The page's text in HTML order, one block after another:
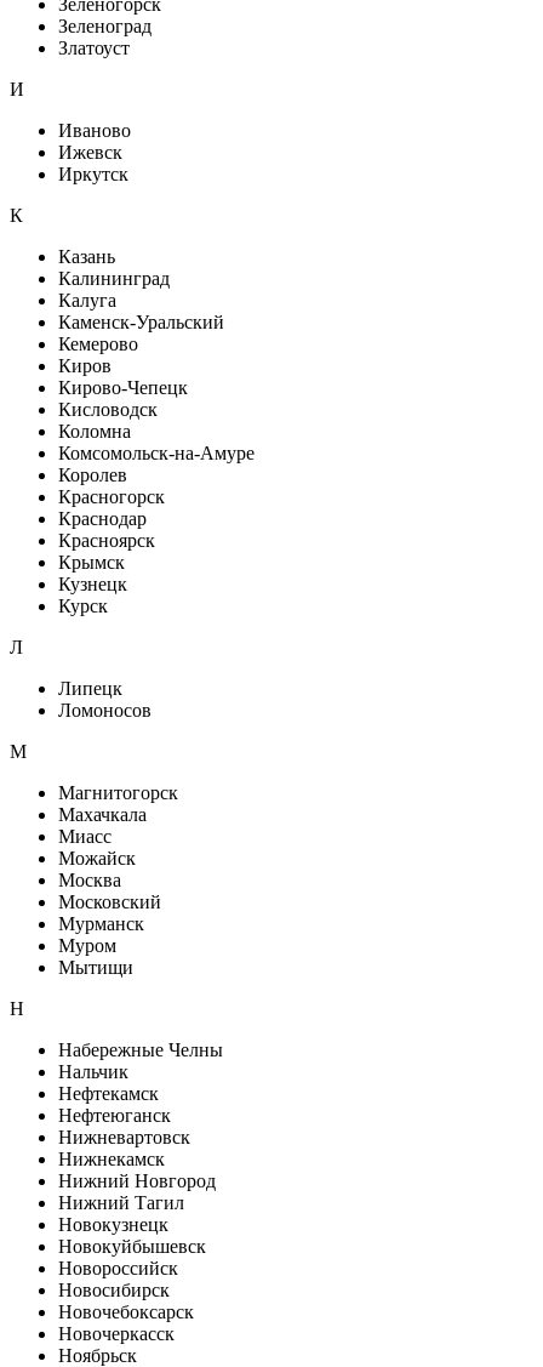
Зеленогорск
Зеленоград
Златоуст
И
Иваново
Ижевск
Иркутск
К
Казань
Калининград
Калуга
Каменск-Уральский
Кемерово
Киров
Кирово-Чепецк
Кисловодск
Коломна
Комсомольск-на-Амуре
Королев
Красногорск
Краснодар
Красноярск
Крымск
Кузнецк
Курск
Л
Липецк
Ломоносов
М
Магнитогорск
Махачкала
Миасс
Можайск
Москва
Московский
Мурманск
Муром
Мытищи
Н
Набережные Челны
Нальчик
Нефтекамск
Нефтеюганск
Нижневартовск
Нижнекамск
Нижний Новгород
Нижний Тагил
Новокузнецк
Новокуйбышевск
Новороссийск
Новосибирск
Новочебоксарск
Новочеркасск
Ноябрьск